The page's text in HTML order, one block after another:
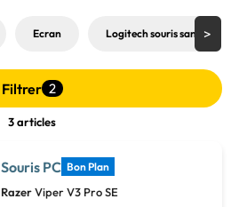
Ecran Logitech souris sans fil
Filtrer 2
3 articles
Souris PC Bon Plan
RazerViper V3 Pro SE